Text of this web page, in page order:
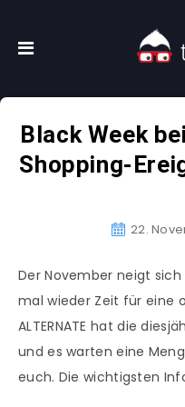
Black Week
Shopping-
22.
Der November neigt
mal wieder Zeit für eine
ALTERNATE hat die
und es warten eine
euch. Die wichtigsten